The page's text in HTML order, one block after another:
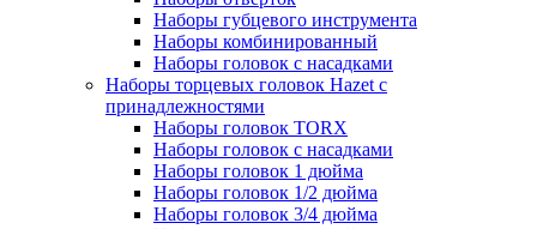
Наборы губцевого инструмента
Наборы комбинированный
Наборы головок с насадками
Наборы торцевых головок Hazet с
принадлежностями
Наборы головок TORX
Наборы головок с насадками
Наборы головок 1 дюйма
Наборы головок 1/2 дюйма
Наборы головок 3/4 дюйма